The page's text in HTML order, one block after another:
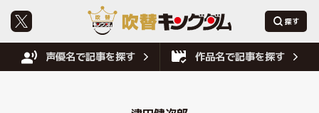
声優名で記事を探す 作品名で記事を探す